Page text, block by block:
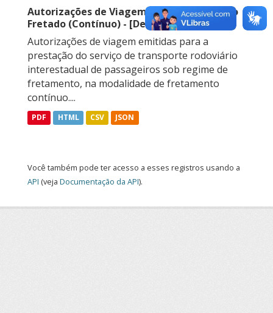
Autorizações de Viagem Nacional – Serviço
Fretado (Contínuo) - [Descontinuado]
Autorizações de viagem emitidas para a
prestação do serviço de transporte rodoviário
interestadual de passageiros sob regime de
fretamento, na modalidade de fretamento
contínuo....
PDF HTML CSV JSON
Você também pode ter acesso a esses registros usando a
API (veja Documentação da API).